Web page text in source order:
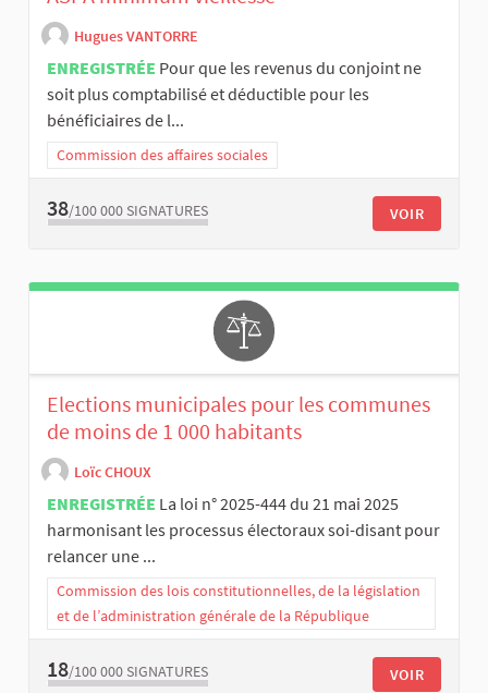
Hugues VANTORRE
ENREGISTRÉE Pour que les revenus du conjoint ne
soit plus comptabilisé et déductible pour les
bénéficiaires de l...
Commission des affaires sociales
38/100 000 SIGNATURES VOIR
Elections municipales pour les communes
de moins de 1 000 habitants
Loïc CHOUX
ENREGISTRÉE La loi n° 2025-444 du 21 mai 2025
harmonisant les processus électoraux soi-disant pour
relancer une ...
Commission des lois constitutionnelles, de la législation
et de l’administration générale de la République
18/100 000 SIGNATURES VOIR